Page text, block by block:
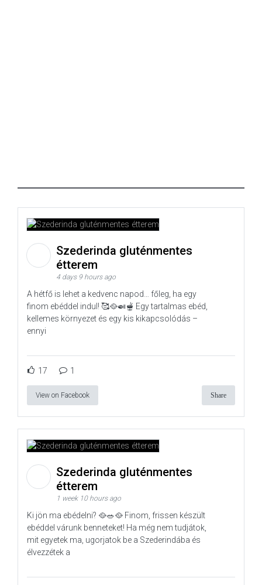
Szederinda gluténmentes
étterem
4 days 9 hours ago
A hétfő is lehet a kedvenc napod… főleg, ha egy
finom ebéddel indul! 🥰🥘🍛🫕 Egy tartalmas ebéd,
kellemes környezet és egy kis kikapcsolódás –
ennyi
17 1
View on Facebook Share
Szederinda gluténmentes
étterem
1 week 10 hours ago
Ki jön ma ebédelni? 🥘🥗🥘 Finom, frissen készült
ebéddel várunk benneteket! Ha még nem tudjátok,
mit egyetek ma, ugorjatok be a Szederindába és
élvezzétek a